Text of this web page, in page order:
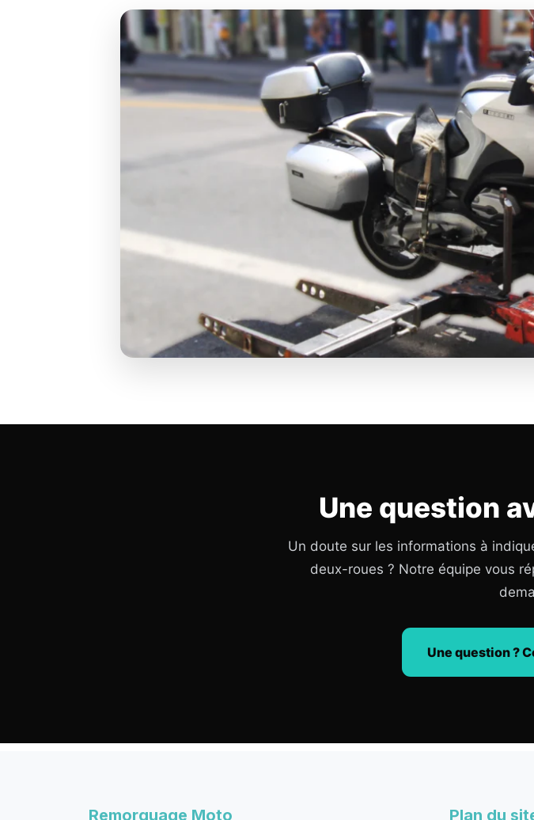
Une question
Un doute sur les informations à
deux-roues ? Notre équipe vous
Une question ?
Remorquage Moto Plan du